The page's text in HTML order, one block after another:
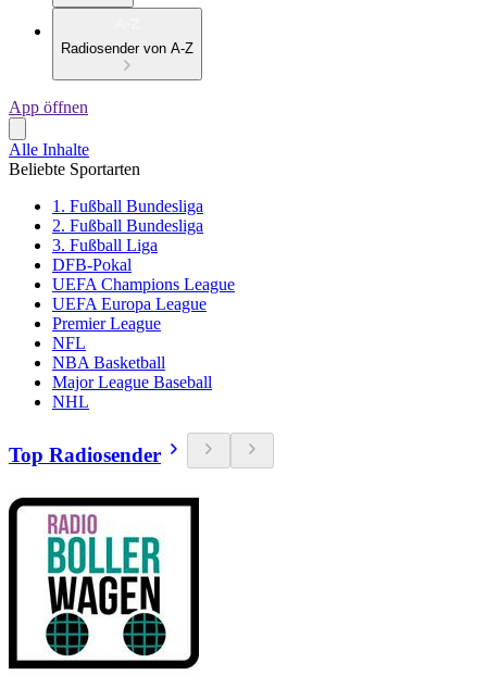
Radiosender von A-Z
App öffnen
Alle Inhalte
Beliebte Sportarten
1. Fußball Bundesliga
2. Fußball Bundesliga
3. Fußball Liga
DFB-Pokal
UEFA Champions League
UEFA Europa League
Premier League
NFL
NBA Basketball
Major League Baseball
NHL
Top Radiosender